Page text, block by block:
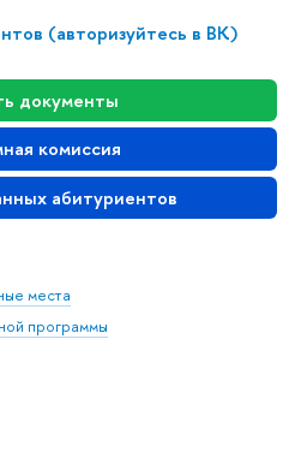
(авторизуйтесь в ВК)
документы
комиссия
абитуриентов
места
программы